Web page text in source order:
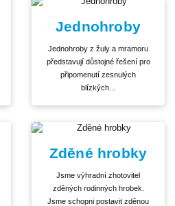
Jednohroby
Jednohroby z žuly a mramoru
představují důstojné řešení pro
připomenutí zesnulých
blízkých...
Zděné hrobky
Jsme výhradní zhotovitel
zděných rodinných hrobek.
Jsme schopni postavit zděnou